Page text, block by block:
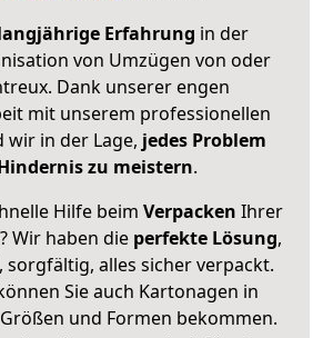
Erfahrung in der
von Umzügen von oder
Dank unserer engen
mit unserem professionellen
wir in der Lage, jedes Problem
zu meistern.
Hilfe beim Verpacken Ihrer
? Wir haben die perfekte Lösung,
sorgfältig, alles sicher verpackt.
Sie auch Kartonagen in
und Formen bekommen.